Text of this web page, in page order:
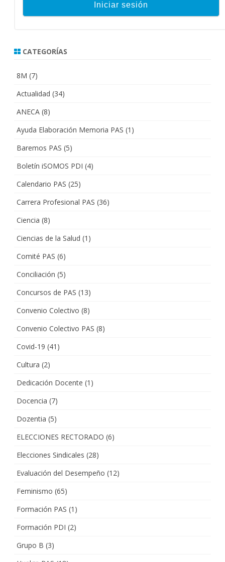
CATEGORÍAS
8M (7)
Actualidad (34)
ANECA (8)
Ayuda Elaboración Memoria PAS (1)
Baremos PAS (5)
Boletín iSOMOS PDI (4)
Calendario PAS (25)
Carrera Profesional PAS (36)
Ciencia (8)
Ciencias de la Salud (1)
Comité PAS (6)
Conciliación (5)
Concursos de PAS (13)
Convenio Colectivo (8)
Convenio Colectivo PAS (8)
Covid-19 (41)
Cultura (2)
Dedicación Docente (1)
Docencia (7)
Dozentia (5)
ELECCIONES RECTORADO (6)
Elecciones Sindicales (28)
Evaluación del Desempeño (12)
Feminismo (65)
Formación PAS (1)
Formación PDI (2)
Grupo B (3)